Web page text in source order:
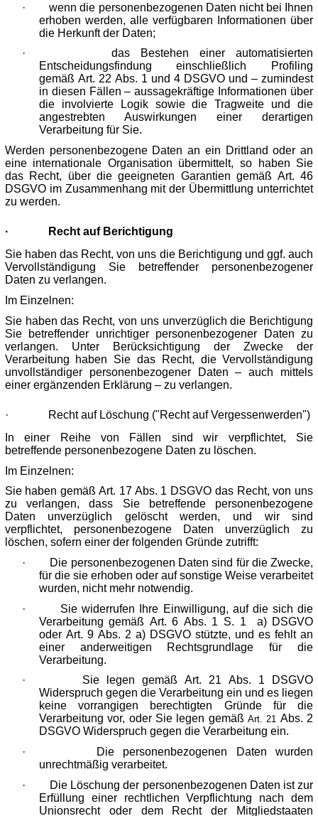
·
wenn die personenbezogenen Daten nicht bei Ihnen
erhoben werden, alle verfügbaren Informationen über
die Herkunft der Daten;
·
das Bestehen einer automatisierten
Entscheidungsfindung einschließlich Profiling
gemäß Art. 22 Abs. 1 und 4 DSGVO und – zumindest
in diesen Fällen – aussagekräftige Informationen über
die involvierte Logik sowie die Tragweite und die
angestrebten Auswirkungen einer derartigen
Verarbeitung für Sie.
Werden personenbezogene Daten an ein Drittland oder an
eine internationale Organisation übermittelt, so haben Sie
das Recht, über die geeigneten Garantien gemäß Art. 46
DSGVO im Zusammenhang mit der Übermittlung unterrichtet
zu werden.
·
Recht auf Berichtigung
Sie haben das Recht, von uns die Berichtigung und ggf. auch
Vervollständigung Sie betreffender personenbezogener
Daten zu verlangen.
Im Einzelnen:
Sie haben das Recht, von uns unverzüglich die Berichtigung
Sie betreffender unrichtiger personenbezogener Daten zu
verlangen. Unter Berücksichtigung der Zwecke der
Verarbeitung haben Sie das Recht, die Vervollständigung
unvollständiger personenbezogener Daten – auch mittels
einer ergänzenden Erklärung – zu verlangen.
·
Recht auf Löschung ("Recht auf Vergessenwerden")
In einer Reihe von Fällen sind wir verpflichtet, Sie
betreffende personenbezogene Daten zu löschen.
Im Einzelnen:
Sie haben gemäß Art. 17 Abs. 1 DSGVO das Recht, von uns
zu verlangen, dass Sie betreffende personenbezogene
Daten unverzüglich gelöscht werden, und wir sind
verpflichtet, personenbezogene Daten unverzüglich zu
löschen, sofern einer der folgenden Gründe zutrifft:
·
Die personenbezogenen Daten sind für die Zwecke,
für die sie erhoben oder auf sonstige Weise verarbeitet
wurden, nicht mehr notwendig.
·
Sie widerrufen Ihre Einwilligung, auf die sich die
Verarbeitung gemäß Art. 6 Abs. 1 S. 1 a) DSGVO
oder Art. 9 Abs. 2 a) DSGVO stützte, und es fehlt an
einer anderweitigen Rechtsgrundlage für die
Verarbeitung.
·
Sie legen gemäß Art. 21 Abs. 1 DSGVO
Widerspruch gegen die Verarbeitung ein und es liegen
keine vorrangigen berechtigten Gründe für die
Verarbeitung vor, oder Sie legen gemäßArt. 21 Abs. 2
DSGVO Widerspruch gegen die Verarbeitung ein.
·
Die personenbezogenen Daten wurden
unrechtmäßig verarbeitet.
·
Die Löschung der personenbezogenen Daten ist zur
Erfüllung einer rechtlichen Verpflichtung nach dem
Unionsrecht oder dem Recht der Mitgliedstaaten